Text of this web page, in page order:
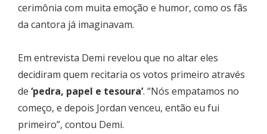
cerimônia com muita emoção e humor, como os fãs
da cantora já imaginavam.
Em entrevista Demi revelou que no altar eles
decidiram quem recitaria os votos primeiro através
de ‘pedra, papel e tesoura’. “Nós empatamos no
começo, e depois Jordan venceu, então eu fui
primeiro”, contou Demi.